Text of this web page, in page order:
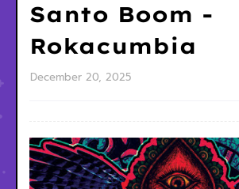
Santo Boom -
Rokacumbia
December 20, 2025